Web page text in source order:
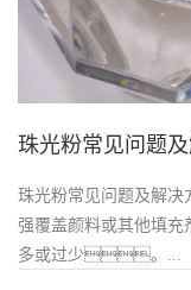
珠光粉常见问题
珠光粉常见问题及解
强覆盖颜料或其他填
多或过少。...